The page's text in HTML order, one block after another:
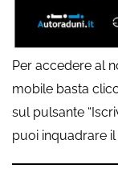
Per accedere al
mobile basta
sul pulsante
puoi inquadrare